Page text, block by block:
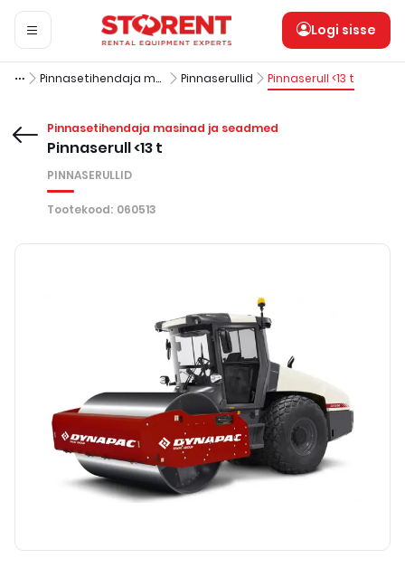
Logi sisse
Pinnasetihendaja masinad ja seadmed Pinnaserullid Pinnaserull <13 t
Pinnasetihendaja masinad ja seadmed
Pinnaserull <13 t
PINNASERULLID
Tootekood: 060513